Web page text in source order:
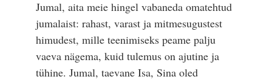
Jumal, aita meie hingel vabaneda omatehtud
jumalaist: rahast, varast ja mitmesugustest
himudest, mille teenimiseks peame palju
vaeva nägema, kuid tulemus on ajutine ja
tühine. Jumal, taevane Isa, Sina oled